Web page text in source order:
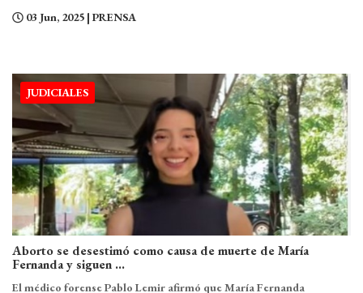
03 Jun, 2025 | PRENSA
JUDICIALES
Aborto se desestimó como causa de muerte de María
Fernanda y siguen ...
El médico forense Pablo Lemir afirmó que María Fernanda